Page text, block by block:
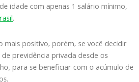
idade com apenas 1 salário mínimo,
.
mais positivo, porém, se você decidir
previdência privada desde os
para se beneficiar com o acúmulo de